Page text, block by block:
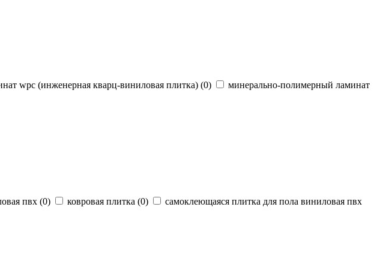
wpc (инженерная кварц-виниловая плитка) (0)
минерально-полимерный ламинат
пвх (0) ковровая плитка (0)
самоклеющаяся плитка для пола виниловая пвх